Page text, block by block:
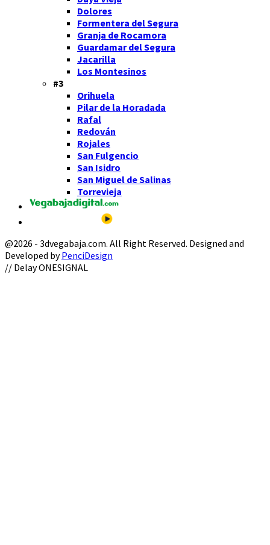
Dolores
Formentera del Segura
Granja de Rocamora
Guardamar del Segura
Jacarilla
Los Montesinos
#3
Orihuela
Pilar de la Horadada
Rafal
Redován
Rojales
San Fulgencio
San Isidro
San Miguel de Salinas
Torrevieja
@2026 - 3dvegabaja.com. All Right Reserved. Designed and
Developed byPenciDesign
Facebook
Twitter
Instagram
Youtube
Email
// Delay ONESIGNAL